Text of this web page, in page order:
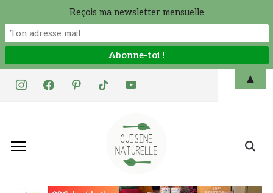
instagramfacebookpinteresttiktok youtube
Search
Reçois ma newsletter mensuelle
▲